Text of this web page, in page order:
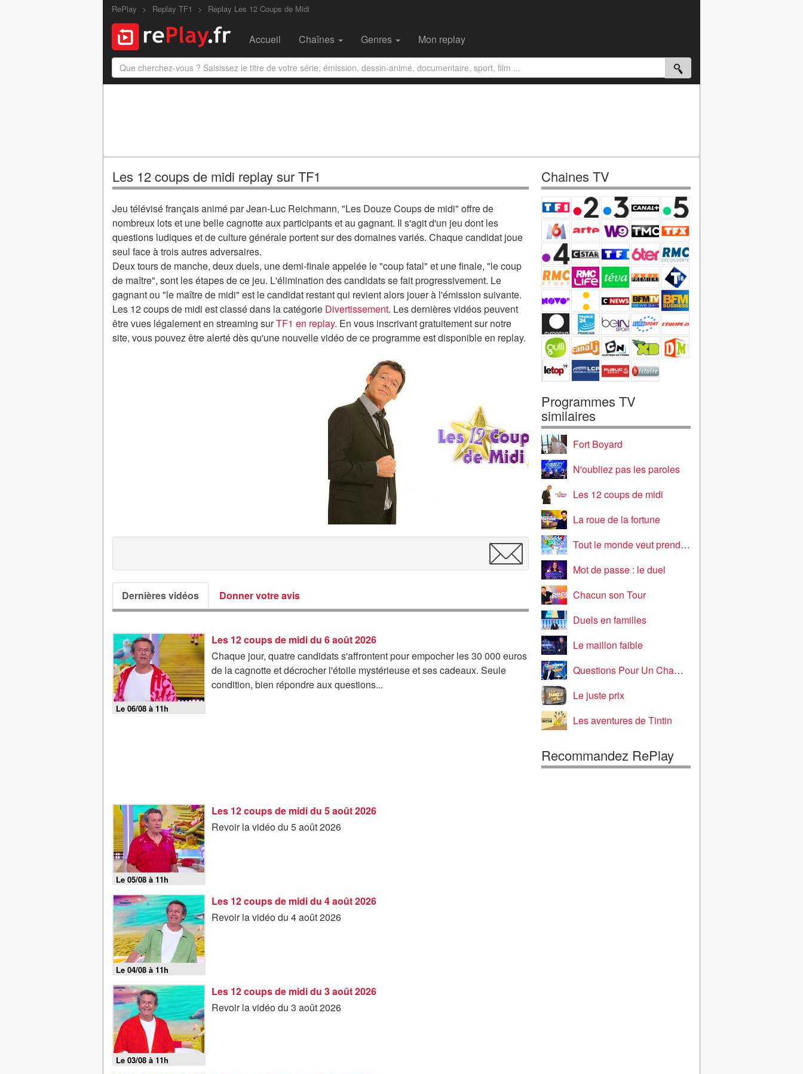
RePlay Replay TF1 Replay Les 12 Coups de Midi
Accueil Chaînes Genres Mon replay
Les 12 coups de midi replay sur TF1
Jeu télévisé français animé par Jean-Luc Reichmann, "Les Douze Coups de midi" offre de
nombreux lots et une belle cagnotte aux participants et au gagnant. Il s'agit d'un jeu dont les
questions ludiques et de culture générale portent sur des domaines variés. Chaque candidat joue
seul face à trois autres adversaires.
Deux tours de manche, deux duels, une demi-finale appelée le "coup fatal" et une finale, "le coup
de maître", sont les étapes de ce jeu. L'élimination des candidats se fait progressivement. Le
gagnant ou "le maître de midi" est le candidat restant qui revient alors jouer à l'émission suivante.
Les 12 coups de midi est classé dans la catégorie Divertissement. Les dernières vidéos peuvent
être vues légalement en streaming surTF1 en replay. En vous inscrivant gratuitement sur notre
site, vous pouvez être alerté dès qu'une nouvelle vidéo de ce programme est disponible en replay.
Dernières vidéos Donner votre avis
Le 06/08 à 11h
Les 12 coups de midi du 6 août 2026
Chaque jour, quatre candidats s'affrontent pour empocher les 30 000 euros
de la cagnotte et décrocher l'étoile mystérieuse et ses cadeaux. Seule
condition, bien répondre aux questions...
Le 05/08 à 11h
Les 12 coups de midi du 5 août 2026
Revoir la vidéo du 5 août 2026
Le 04/08 à 11h
Les 12 coups de midi du 4 août 2026
Revoir la vidéo du 4 août 2026
Le 03/08 à 11h
Les 12 coups de midi du 3 août 2026
Revoir la vidéo du 3 août 2026
Chaines TV
Programmes TV
similaires
Fort Boyard
N'oubliez pas les paroles
Les 12 coups de midi
La roue de la fortune
Tout le monde veut prendre sa place
Mot de passe : le duel
Chacun son Tour
Duels en familles
Le maillon faible
Questions Pour Un Champion
Le juste prix
Les aventures de Tintin
Recommandez RePlay